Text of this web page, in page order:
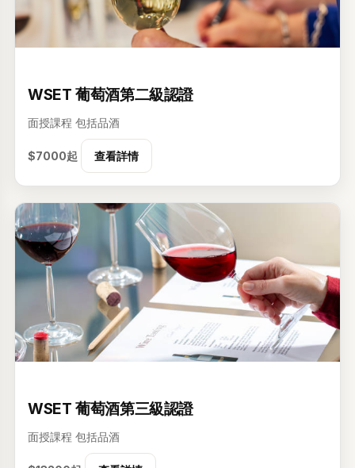
WSET 葡萄酒第二級認證
面授課程 包括品酒
$7000起 查看詳情
WSET 葡萄酒第三級認證
面授課程 包括品酒